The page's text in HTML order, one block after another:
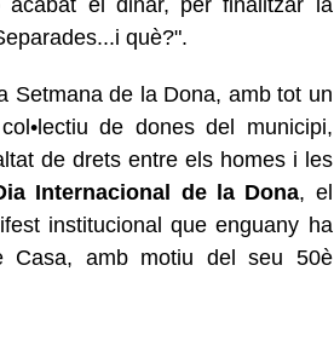
què?".
Setmana de la Dona, amb tot un
de dones del municipi,
de drets entre els homes i les
Internacional de la Dona, el
institucional que enguany ha
Casa, amb motiu del seu 50è